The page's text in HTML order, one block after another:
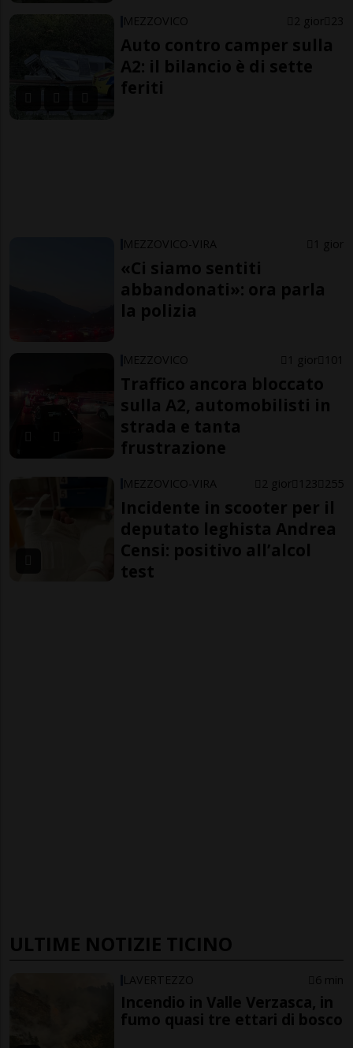
MEZZOVICO 2 gior 23
Auto contro camper sulla
A2: il bilancio è di sette
feriti
MEZZOVICO-VIRA 1 gior
«Ci siamo sentiti
abbandonati»: ora parla
la polizia
MEZZOVICO 1 gior 101
Traffico ancora bloccato
sulla A2, automobilisti in
strada e tanta
frustrazione
MEZZOVICO-VIRA 2 gior 123 255
Incidente in scooter per il
deputato leghista Andrea
Censi: positivo all’alcol
test
ULTIME NOTIZIE TICINO
LAVERTEZZO 6 min
Incendio in Valle Verzasca, in
fumo quasi tre ettari di bosco